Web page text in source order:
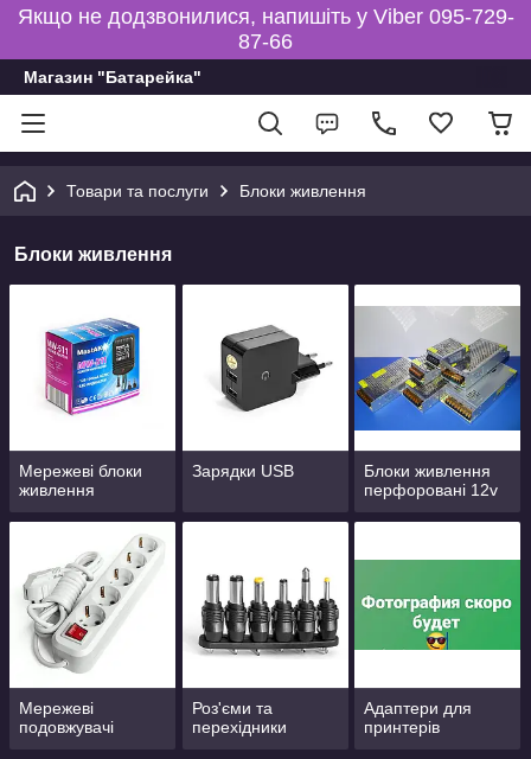
Якщо не додзвонилися, напишіть у Viber 095-729-
87-66
Магазин "Батарейка"
Товари та послуги Блоки живлення
Блоки живлення
Мережеві блоки
живлення
Зарядки USB
Блоки живлення
перфоровані 12v
Мережеві
подовжувачі
Роз'єми та
перехідники
Адаптери для
принтерів